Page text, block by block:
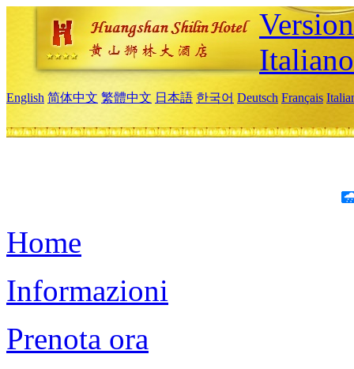
Italiano
English 简体中文 繁體中文 日本語 한국어 Deutsch Français
Home
Informazioni
Prenota ora